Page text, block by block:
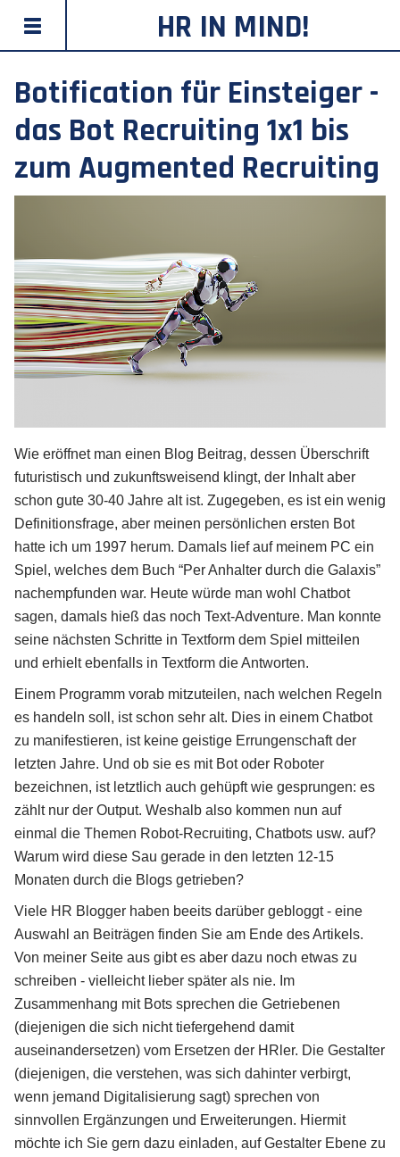
HR IN MIND!
Botification für Einsteiger -
das Bot Recruiting 1x1 bis
zum Augmented Recruiting
Wie eröffnet man einen Blog Beitrag, dessen Überschrift
futuristisch und zukunftsweisend klingt, der Inhalt aber
schon gute 30-40 Jahre alt ist. Zugegeben, es ist ein wenig
Definitionsfrage, aber meinen persönlichen ersten Bot
hatte ich um 1997 herum. Damals lief auf meinem PC ein
Spiel, welches dem Buch “Per Anhalter durch die Galaxis”
nachempfunden war. Heute würde man wohl Chatbot
sagen, damals hieß das noch Text-Adventure. Man konnte
seine nächsten Schritte in Textform dem Spiel mitteilen
und erhielt ebenfalls in Textform die Antworten.
Einem Programm vorab mitzuteilen, nach welchen Regeln
es handeln soll, ist schon sehr alt. Dies in einem Chatbot
zu manifestieren, ist keine geistige Errungenschaft der
letzten Jahre. Und ob sie es mit Bot oder Roboter
bezeichnen, ist letztlich auch gehüpft wie gesprungen: es
zählt nur der Output. Weshalb also kommen nun auf
einmal die Themen Robot-Recruiting, Chatbots usw. auf?
Warum wird diese Sau gerade in den letzten 12-15
Monaten durch die Blogs getrieben?
Viele HR Blogger haben beeits darüber gebloggt - eine
Auswahl an Beiträgen finden Sie am Ende des Artikels.
Von meiner Seite aus gibt es aber dazu noch etwas zu
schreiben - vielleicht lieber später als nie. Im
Zusammenhang mit Bots sprechen die Getriebenen
(diejenigen die sich nicht tiefergehend damit
auseinandersetzen) vom Ersetzen der HRler. Die Gestalter
(diejenigen, die verstehen, was sich dahinter verbirgt,
wenn jemand Digitalisierung sagt) sprechen von
sinnvollen Ergänzungen und Erweiterungen. Hiermit
möchte ich Sie gern dazu einladen, auf Gestalter Ebene zu